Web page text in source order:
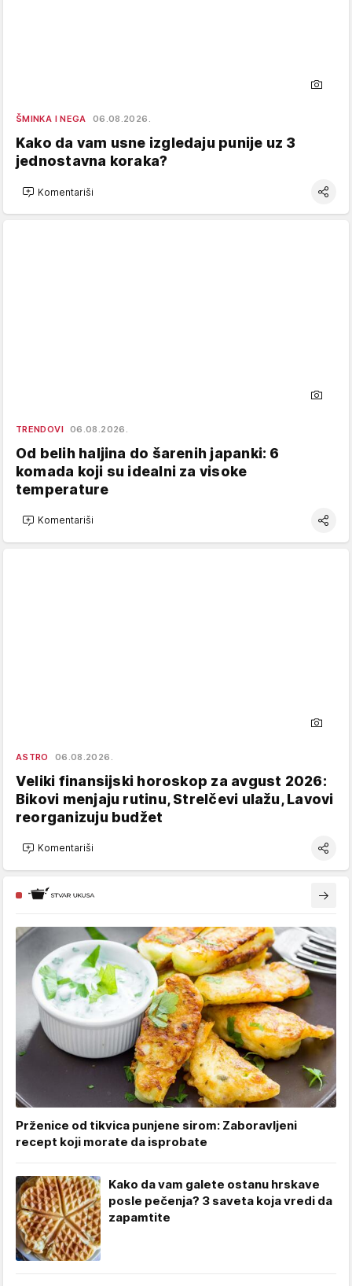
ŠMINKA I NEGA 06.08.2026.
Kako da vam usne izgledaju punije uz 3
jednostavna koraka?
Komentariši
TRENDOVI 06.08.2026.
Od belih haljina do šarenih japanki: 6
komada koji su idealni za visoke
temperature
Komentariši
ASTRO 06.08.2026.
Veliki finansijski horoskop za avgust 2026:
Bikovi menjaju rutinu, Strelčevi ulažu, Lavovi
reorganizuju budžet
Komentariši
Prženice od tikvica punjene sirom: Zaboravljeni
recept koji morate da isprobate
Kako da vam galete ostanu hrskave
posle pečenja? 3 saveta koja vredi da
zapamtite